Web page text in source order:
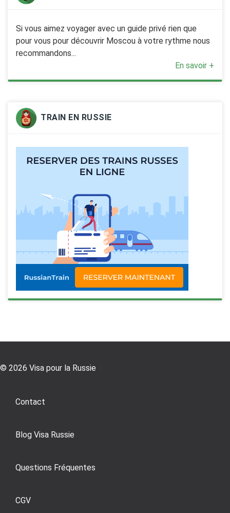
Si vous aimez voyager avec un guide privé rien que
pour vous pour découvrir Moscou à votre rythme nous
recommandons...
En savoir +
TRAIN EN RUSSIE
© 2026 Visa pour la Russie
Contact
Blog Visa Russie
Questions Fréquentes
CGV